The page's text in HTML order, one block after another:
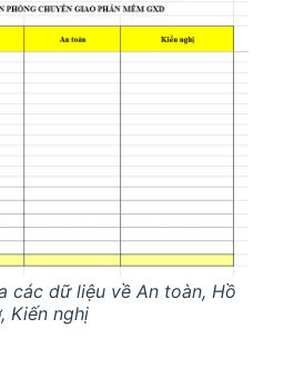
các dữ liệu về An toàn, Hồ
Kiến nghị